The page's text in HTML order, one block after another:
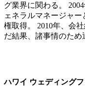
グ業界に関わる。
ェネラルマネージャ
権取得。 2010年、会
だ結果、諸事情のため
ハワイ ウェディング